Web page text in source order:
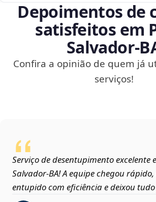
Depoimentos de
satisfeitos em
Confira a opinião de quem já
serviços!
Serviço de desentupimento excelente
Salvador‑BA! A equipe chegou
entupido com eficiência e deixou